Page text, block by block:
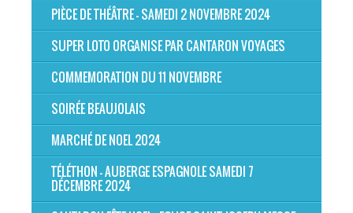
PIÈCE DE THÉÂTRE - SAMEDI 2 NOVEMBRE 2024
SUPER LOTO ORGANISE PAR CANTARON VOYAGES
COMMEMORATION DU 11 NOVEMBRE
SOIRÉE BEAUJOLAIS
MARCHÉ DE NOEL 2024
TÉLÉTHON - AUBERGE ESPAGNOLE SAMEDI 7
DÉCEMBRE 2024